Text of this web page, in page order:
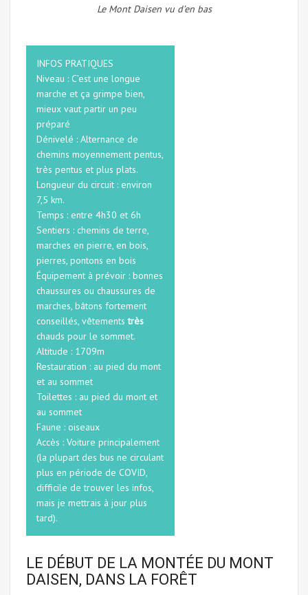
Le Mont Daisen vu d’en bas
INFOS PRATIQUES
Niveau : C’est une longue
marche et ça grimpe bien,
mieux vaut partir un peu
préparé
Dénivelé : Alternance de
chemins moyennement pentus,
très pentus et plus plats.
Longueur du circuit : environ
7,5 km.
Temps : entre 4h30 et 6h
Sentiers : chemins de terre,
marches en pierre, en bois,
pierres, pontons en bois
Équipement à prévoir : bonnes
chaussures ou chaussures de
marches, bâtons fortement
conseillés, vêtementstrès
chauds pour le sommet.
Altitude : 1709m
Restauration : au pied du mont
et au sommet
Toilettes : au pied du mont et
au sommet
Faune : oiseaux
Accès : Voiture principalement
(la plupart des bus ne circulant
plus en période de COVID,
difficile de trouver les infos,
mais je mettrais à jour plus
tard).
LE DÉBUT DE LA MONTÉE DU MONT
DAISEN, DANS LA FORÊT